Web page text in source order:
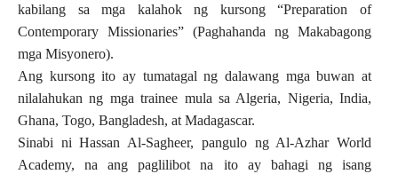
kabilang sa mga kalahok ng kursong “Preparation of
Contemporary Missionaries” (Paghahanda ng Makabagong
mga Misyonero).
Ang kursong ito ay tumatagal ng dalawang mga buwan at
nilalahukan ng mga trainee mula sa Algeria, Nigeria, India,
Ghana, Togo, Bangladesh, at Madagascar.
Sinabi ni Hassan Al-Sagheer, pangulo ng Al-Azhar World
Academy, na ang paglilibot na ito ay bahagi ng isang